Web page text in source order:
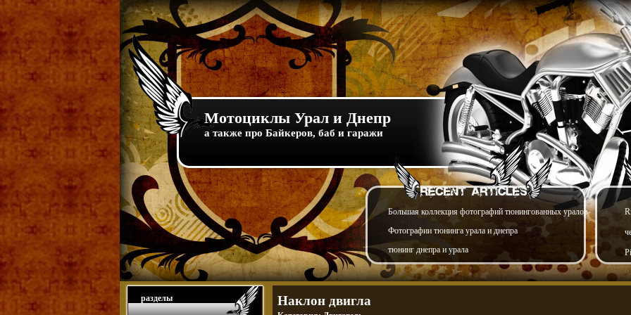
Мотоциклы Урал и Днепр
а также про Байкеров, баб и гаражи
Большая коллекция фотографий тюнингованных уралов
Фотографии тюнинга урала и днепра
тюнинг днепра и урала
разделы Наклон двигла